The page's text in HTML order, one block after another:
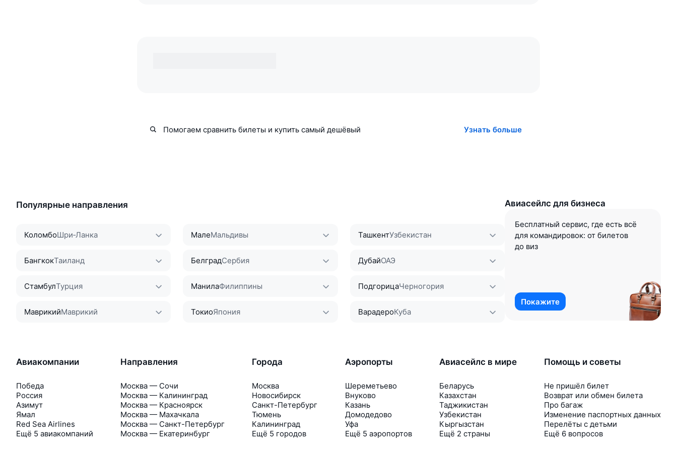
Помогаем сравнить билеты и купить самый дешёвый Узнать больше
Популярные направления
КоломбоШри‑Ланка МалеМальдивы ТашкентУзбекистан
БангкокТаиланд БелградСербия ДубайОАЭ
СтамбулТурция МанилаФилиппины ПодгорицаЧерногория
МаврикийМаврикий ТокиоЯпония ВарадероКуба
Авиасейлс для бизнеса
Бесплатный сервис, где есть всё
для командировок: от билетов
до виз
Покажите
Авиакомпании
Победа
Россия
Азимут
Ямал
Red Sea Airlines
Ещё 5 авиакомпаний
Направления
Москва — Сочи
Москва — Калининград
Москва — Красноярск
Москва — Махачкала
Москва — Санкт-Петербург
Москва — Екатеринбург
Города
Москва
Новосибирск
Санкт-Петербург
Тюмень
Калининград
Ещё 5 городов
Аэропорты
Шереметьево
Внуково
Казань
Домодедово
Уфа
Ещё 5 аэропортов
Авиасейлс в мире
Беларусь
Казахстан
Таджикистан
Узбекистан
Кыргызстан
Ещё 2 страны
Помощь и советы
Не пришёл билет
Возврат или обмен билета
Про багаж
Изменение паспортных данных
Перелёты с детьми
Ещё 6 вопросов